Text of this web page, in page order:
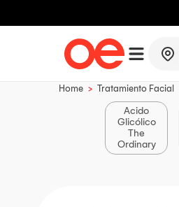
Home > Tratamiento Facial
Acido
Glicólico
The
Ordinary